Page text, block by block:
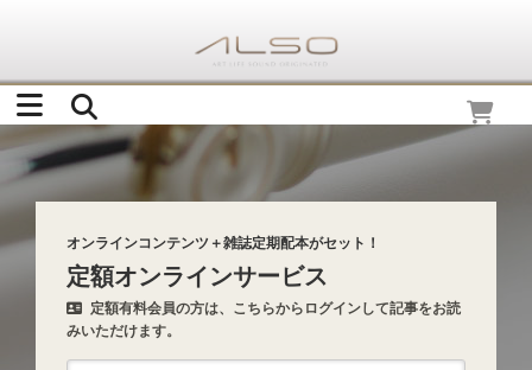
オンラインコンテンツ＋雑誌定期配本がセット！
定額オンラインサービス
定額有料会員の方は、こちらからログインして記事をお読
みいただけます。